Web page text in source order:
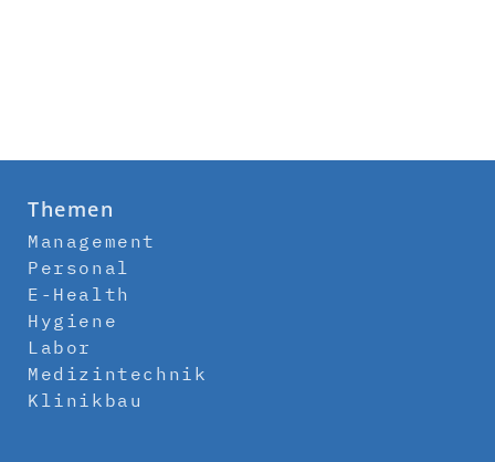
Themen
Management
Personal
E-Health
Hygiene
Labor
Medizintechnik
Klinikbau